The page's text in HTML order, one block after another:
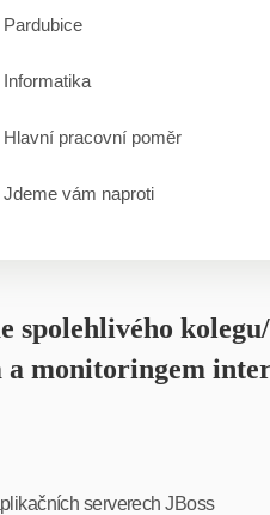
Pardubice
Informatika
Hlavní pracovní poměr
Jdeme vám naproti
spolehlivého
a monitoringem
serverech JBoss